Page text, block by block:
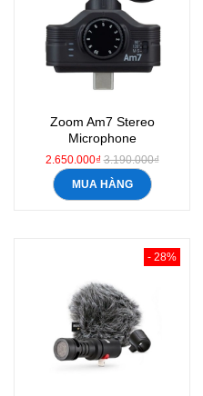
Zoom Am7 Stereo
Microphone
2.650.000₫3.190.000₫
MUA HÀNG
- 28%